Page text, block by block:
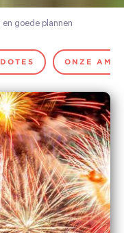
en goede plannen
ONZE